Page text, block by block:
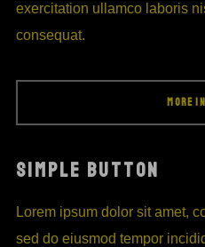
exercitation ullamco laboris
consequat.
MORE
SIMPLE BUTTON
Lorem ipsum dolor sit amet,
sed do eiusmod tempor